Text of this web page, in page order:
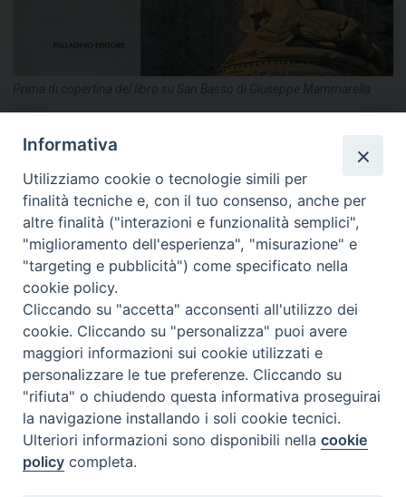
condividi su
a
c
e
o
k
i
n
t
r
s
L
i
n
k
d
n
X
h
r
e
d
W
h
a
t
A
p
p
e
l
e
r
a
m
Sponde [e Corrispondenze]:
dal 9 luglio al 20 agosto la
15esima mostra diocesana a
Termoli
I Vangeli apocrifi sulla
Resurrezione, don Mario
Colavita presenta il nuovo
Informativa
Utilizziamo cookie o tecnologie simili per
finalità tecniche e, con il tuo consenso, anche per
altre finalità ("interazioni e funzionalità semplici",
"miglioramento dell'esperienza", "misurazione" e
"targeting e pubblicità") come specificato nella
cookie policy.
Cliccando su "accetta" acconsenti all'utilizzo dei
cookie. Cliccando su "personalizza" puoi avere
maggiori informazioni sui cookie utilizzati e
personalizzare le tue preferenze. Cliccando su
"rifiuta" o chiudendo questa informativa proseguirai
la navigazione installando i soli cookie tecnici.
Ulteriori informazioni sono disponibili nellacookie
policy completa.